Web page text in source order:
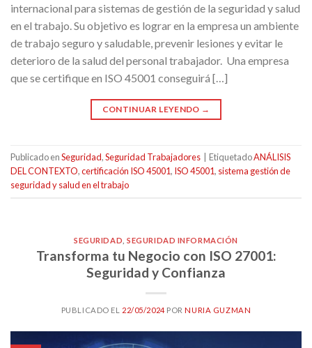
internacional para sistemas de gestión de la seguridad y salud
en el trabajo. Su objetivo es lograr en la empresa un ambiente
de trabajo seguro y saludable, prevenir lesiones y evitar le
deterioro de la salud del personal trabajador. Una empresa
que se certifique en ISO 45001 conseguirá […]
CONTINUAR LEYENDO →
Publicado enSeguridad,Seguridad Trabajadores EtiquetadoANÁLISIS
DEL CONTEXTO,certificación ISO 45001, ISO 45001, sistema gestión de
seguridad y salud en el trabajo
SEGURIDAD ,SEGURIDAD INFORMACIÓN
Transforma tu Negocio con ISO 27001:
Seguridad y Confianza
PUBLICADO EL 22/05/2024PORNURIA GUZMAN